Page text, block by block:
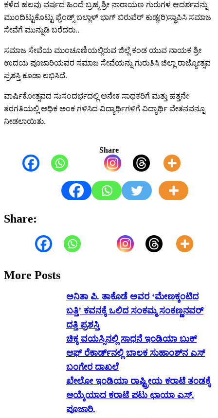
ಕಳೆದ ಹಲವು ವರ್ಷದ ಹಿಂದೆ ಬ್ರಹ್ಮ ಶ್ರೀ ನಾರಾಯಣ ಗುರುಗಳ ಆದರ್ಶವನ್ನು
ಮುಂದಿಟ್ಟುಕೊಟ್ಟು ಫ್ರೆಂಡ್ಸ್ ಬಲ್ಲಾಳ್ ಭಾಗ್ ಬಿರುವೆರ್ ಕುಡ್ಲ(ರಿ)ಸ್ಥಾಪಿಸಿ ಸಮಾಜ
ಸೇವೆಗೆ ಮುನ್ನುಡಿ ಬರೆದರು..
ಸಮಾಜ ಸೇವೆಯ ಮುಂಚೂಣಿಯಲ್ಲಿರುವ ಜಿಲ್ಲೆ ಕಂಡ ಯುವ ನಾಯಕ ಶ್ರೀ
ಉದಯ ಪೂಜಾರಿಯವರ ಸಮಾಜ ಸೇವೆಯನ್ನು ಗುರುತಿಸಿ ಜಿಲ್ಲಾ ರಾಜ್ಯೋತ್ಸವ
ಪ್ರಶಸ್ತಿ ಕೂಡಾ ಲಭಿಸಿದೆ.
ವಾರ್ಷಿಕೋತ್ಸವದ ಸುಸಂದರ್ಭದಲ್ಲಿ ಅನೇಕ ಸಾಧಕರಿಗೆ ಮತ್ತು ಹತ್ತನೇ
ತರಗತಿಯಲ್ಲಿ ಅಧಿಕ ಅಂಕ ಗಳಿಸಿದ ವಿದ್ಯಾರ್ಥಿಗಳಿಗೆ ವಿದ್ಯಾರ್ಥಿ ವೇತನವನ್ನೂ
ನೀಡಲಾಯಿತು.
Share
Share:
More Posts
ಅನಿತಾ ಪಿ. ತಾಕೊಡೆ ಅವರ ‘ಮೇಣಕ್ಕಂಟಿದ
ಬತ್ತಿ’ ಕವನಕ್ಕೆ ಒಲಿದ ಸಂಕಮ್ಮ ಸಂಕಣ್ಣನವರ್
ದತ್ತಿ ಪ್ರಶಸ್ತಿ
ಚಿಕ್ಕ ವಯಸ್ಸಿನಲ್ಲಿ ಸಾಧನೆ ಇಂಡಿಯಾ ಬುಕ್
ಆಫ್ ರೆಕಾರ್ಡ್‌ನಲ್ಲಿ ಬಾಲಕ ಸುಹಾಂಶ್‌ನ ಎಸ್
ಬಂಗೇರ ದಾಖಲೆ
ಖೇಲೋ ಇಂಡಿಯಾ ರಾಷ್ಟ್ರೀಯ ಕರಾಟೆ ತಂಡಕ್ಕೆ
ಆಯ್ಕೆಯಾದ ಕರಾಟೆ ಪಟು ಛಾಯಾ ಎಸ್.
ಪೂಜಾರಿ.